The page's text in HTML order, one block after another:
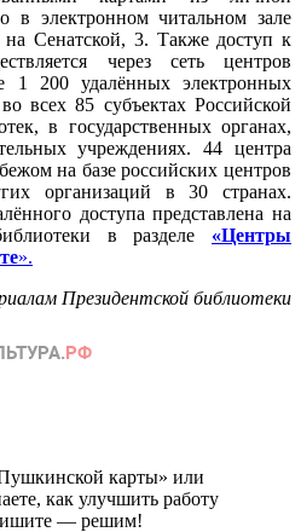
в электронном читальном зале
на Сенатской, 3. Также доступ к
через сеть центров
1 200 удалённых электронных
всех 85 субъектах Российской
в государственных органах,
учреждениях. 44 центра
на базе российских центров
организаций в 30 странах.
доступа представлена на
в разделе «Центры
».
Президентской библиотеки
карты» или
как улучшить работу
— решим!